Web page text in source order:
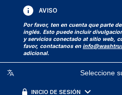
AVISO
Por favor, ten en cuenta que parte
inglés. Esto puede incluir
y servicios conectado at sitio web,
favor, contactanos en
adicional.
Seleccione
INICIO DE SESIÓN